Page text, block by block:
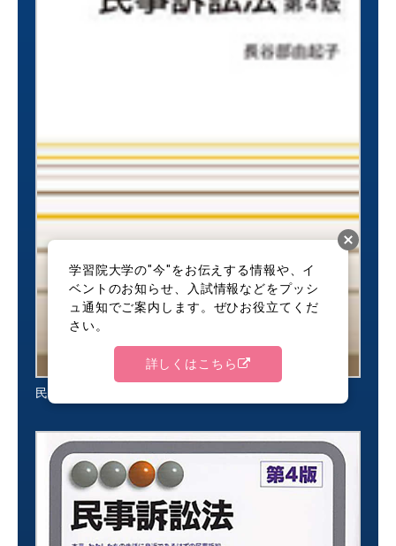
民事訴訟法 第４版
学習院大学の"今"をお伝えする情報や、イ
ベントのお知らせ、入試情報などをプッシ
ュ通知でご案内します。ぜひお役立てくだ
さい。
詳しくはこちら